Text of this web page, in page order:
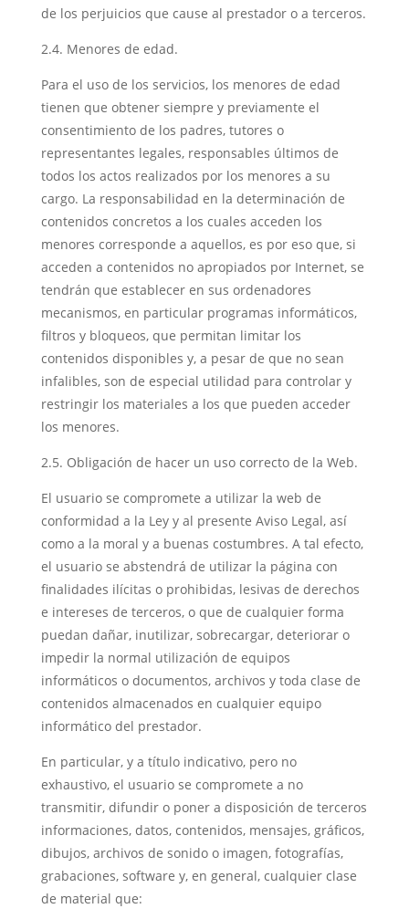
de los perjuicios que cause al prestador o a terceros.
2.4. Menores de edad.
Para el uso de los servicios, los menores de edad
tienen que obtener siempre y previamente el
consentimiento de los padres, tutores o
representantes legales, responsables últimos de
todos los actos realizados por los menores a su
cargo. La responsabilidad en la determinación de
contenidos concretos a los cuales acceden los
menores corresponde a aquellos, es por eso que, si
acceden a contenidos no apropiados por Internet, se
tendrán que establecer en sus ordenadores
mecanismos, en particular programas informáticos,
filtros y bloqueos, que permitan limitar los
contenidos disponibles y, a pesar de que no sean
infalibles, son de especial utilidad para controlar y
restringir los materiales a los que pueden acceder
los menores.
2.5. Obligación de hacer un uso correcto de la Web.
El usuario se compromete a utilizar la web de
conformidad a la Ley y al presente Aviso Legal, así
como a la moral y a buenas costumbres. A tal efecto,
el usuario se abstendrá de utilizar la página con
finalidades ilícitas o prohibidas, lesivas de derechos
e intereses de terceros, o que de cualquier forma
puedan dañar, inutilizar, sobrecargar, deteriorar o
impedir la normal utilización de equipos
informáticos o documentos, archivos y toda clase de
contenidos almacenados en cualquier equipo
informático del prestador.
En particular, y a título indicativo, pero no
exhaustivo, el usuario se compromete a no
transmitir, difundir o poner a disposición de terceros
informaciones, datos, contenidos, mensajes, gráficos,
dibujos, archivos de sonido o imagen, fotografías,
grabaciones, software y, en general, cualquier clase
de material que: